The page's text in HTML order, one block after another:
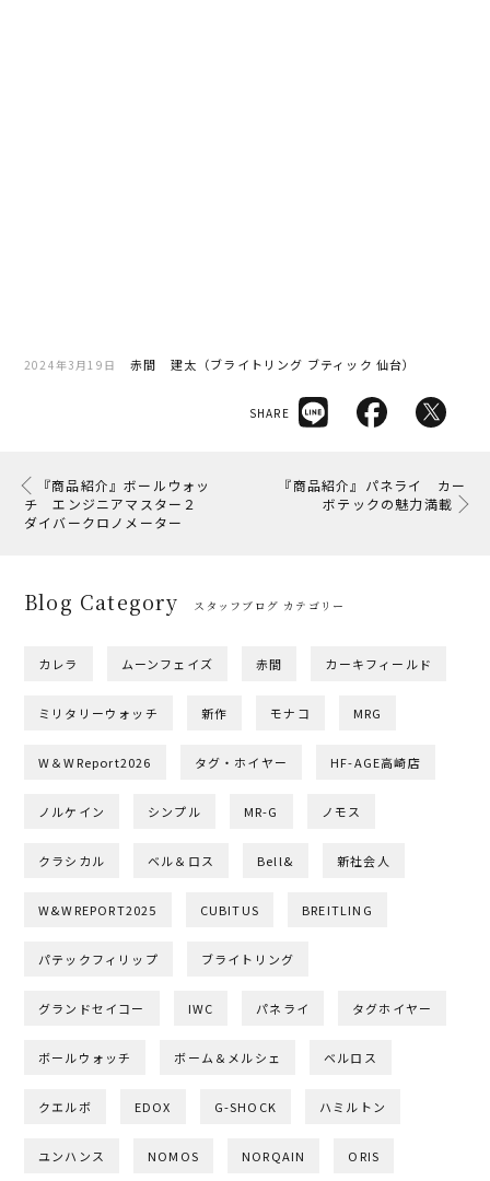
2024年3月19日 赤間 建太（ブライトリング ブティック 仙台）
SHARE
『商品紹介』ボールウォッ
チ エンジニアマスター２
ダイバークロノメーター
『商品紹介』パネライ カー
ボテックの魅力満載
Blog Category スタッフブログ カテゴリー
カレラ ムーンフェイズ 赤間 カーキフィールド
ミリタリーウォッチ 新作 モナコ MRG
W＆WReport2026 タグ・ホイヤー HF-AGE高崎店
ノルケイン シンプル MR-G ノモス
クラシカル ベル＆ロス Bell& 新社会人
W&WREPORT2025 CUBITUS BREITLING
パテックフィリップ ブライトリング
グランドセイコー IWC パネライ タグホイヤー
ボールウォッチ ボーム＆メルシェ ベルロス
クエルボ EDOX G-SHOCK ハミルトン
ユンハンス NOMOS NORQAIN ORIS